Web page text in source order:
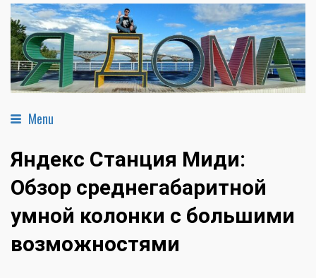
Menu
Яндекс Станция Миди:
Обзор среднегабаритной
умной колонки с большими
возможностями